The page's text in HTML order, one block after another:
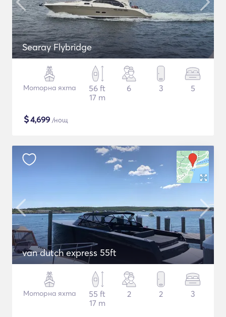
Searay Flybridge
Моторна яхта
56 ft
17 m
6 3 5
$4,699 /нощ
van dutch express 55ft
Моторна яхта
55 ft
17 m
2 2 3